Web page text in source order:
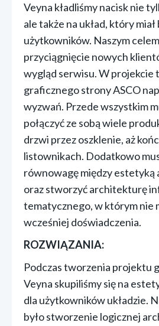
Veyna kładliśmy nacisk nie
ale także na układ, który
użytkowników. Naszym
przyciągnięcie nowych
wygląd serwisu. W projekcie
graficznego strony ASCO
wyzwań. Przede wszystkim
połączyć ze sobą wiele
drzwi przez oszklenie, aż
listownikach. Dodatkowo
równowagę między estetyką
oraz stworzyć architekturę
tematycznego, w którym nie
wcześniej doświadczenia.
ROZWIĄZANIA:
Podczas tworzenia projektu
Veyna skupiliśmy się na
dla użytkowników układzie.
było stworzenie logicznej